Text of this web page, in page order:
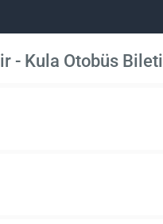
- Kula Otobüs Bileti